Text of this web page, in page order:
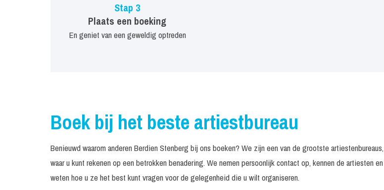
Stap 3
Plaats een boeking
En geniet van een geweldig optreden
Boek bij het beste artiestbureau
Benieuwd waarom anderen Berdien Stenberg bij ons boeken? We zijn een van de grootste artiestenbureaus,
waar u kunt rekenen op een betrokken benadering. We nemen persoonlijk contact op, kennen de artiesten en
weten hoe u ze het best kunt vragen voor de gelegenheid die u wilt organiseren.